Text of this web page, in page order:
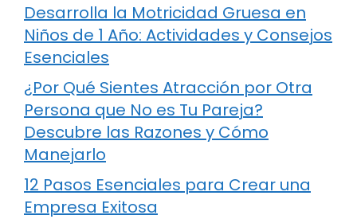
Desarrolla la Motricidad Gruesa en
Niños de 1 Año: Actividades y Consejos
Esenciales
¿Por Qué Sientes Atracción por Otra
Persona que No es Tu Pareja?
Descubre las Razones y Cómo
Manejarlo
12 Pasos Esenciales para Crear una
Empresa Exitosa